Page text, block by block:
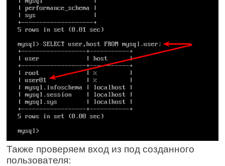
Также проверяем вход из под созданного
пользователя: